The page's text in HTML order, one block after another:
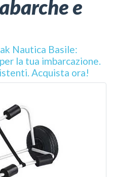
e
Nautica Basile:
la tua imbarcazione.
Acquista ora!
VEDI